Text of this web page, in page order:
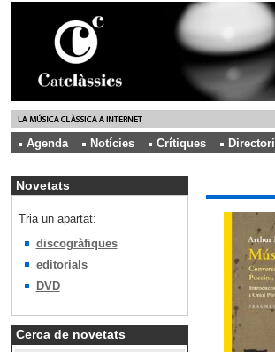
Agenda
Notícies Crítiques Directori
Novetats
Tria un apartat:
discogràfiques
editorials
DVD
Cerca de novetats